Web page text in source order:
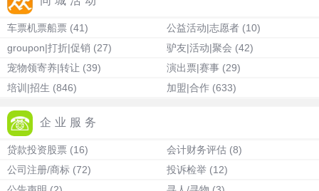
车票机票船票 (41) 公益活动|志愿者 (10)
groupon|打折|促销 (27) 驴友|活动|聚会 (42)
宠物领寄养|转让 (39) 演出票|赛事 (29)
培训|招生 (846) 加盟|合作 (633)
企业服务
贷款投资股票 (16) 会计财务评估 (8)
公司注册/商标 (72) 投诉检举 (12)